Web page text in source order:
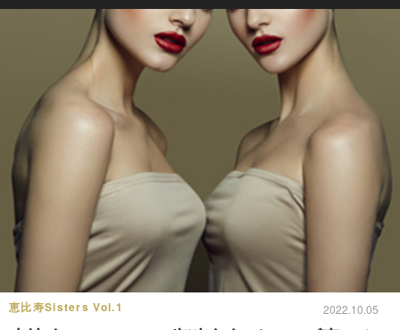
恵比寿Sisters Vol.1 2022.10.05